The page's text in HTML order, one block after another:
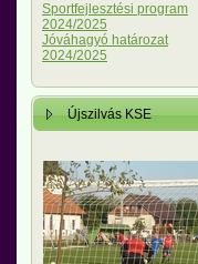
Sportfejlesztési program
2024/2025
Jóváhagyó határozat
2024/2025
Újszilvás KSE